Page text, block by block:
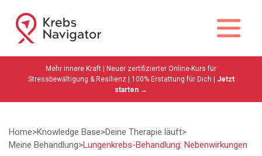
Mehr innere Kraft | Neuer zertifizierter Online-Kurs für
Stressbewältigung & Resilienz | 100% Erstattung für Dich |
Jetzt
starten →
Home>Knowledge Base>Deine Therapie läuft>
Meine Behandlung>Lungenkrebs-Behandlung: Nebenwirkungen